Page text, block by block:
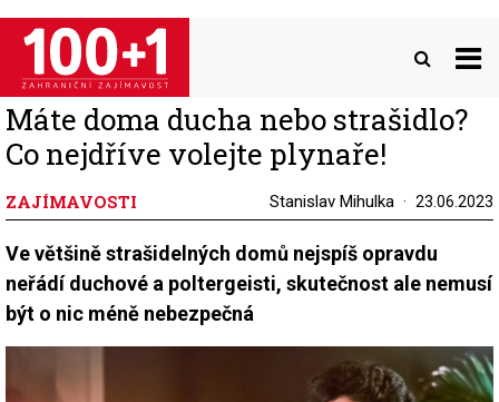
Přejít
hlavnímu
obsahu
Máte doma ducha nebo strašidlo?
Co nejdříve volejte plynaře!
ZAJÍMAVOSTI Stanislav Mihulka 23.06.2023
Ve většině strašidelných domů nejspíš opravdu
neřádí duchové a poltergeisti, skutečnost ale nemusí
být o nic méně nebezpečná